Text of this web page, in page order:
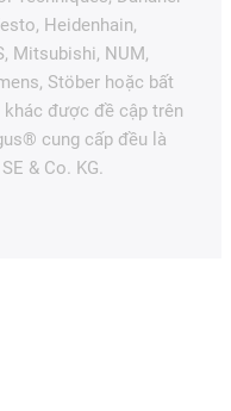
Heidenhain,
Mitsubishi, NUM,
Stöber hoặc bất
khác được đề cập trên
cung cấp đều là
& Co. KG.